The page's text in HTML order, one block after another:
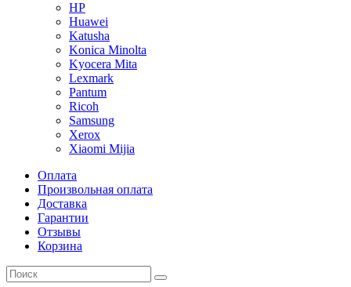
HP
Huawei
Katusha
Konica Minolta
Kyocera Mita
Lexmark
Pantum
Ricoh
Samsung
Xerox
Xiaomi Mijia
Оплата
Произвольная оплата
Доставка
Гарантии
Отзывы
Корзина